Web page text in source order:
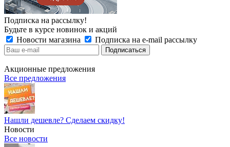
Подписка на рассылку!
Будьте в курсе новинок и акций
Новости магазина
Подписка на e-mail рассылку
Акционные предложения
Все предложения
Нашли дешевле? Сделаем скидку!
Новости
Все новости